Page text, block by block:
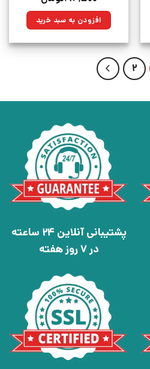
۳۰۰,۰۰۰تومان
بود.
۲۱۴,۵۰۰تومان.افزودن به سبد خرید
2
پشتیبانی آنلاین 24 ساعته
در 7 روز هفته